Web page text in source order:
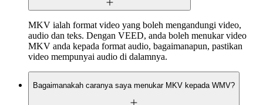
MKV ialah format video yang boleh mengandungi video,
audio dan teks. Dengan VEED, anda boleh menukar video
MKV anda kepada format audio, bagaimanapun, pastikan
video mempunyai audio di dalamnya.
Bagaimanakah caranya saya menukar MKV kepada WMV?